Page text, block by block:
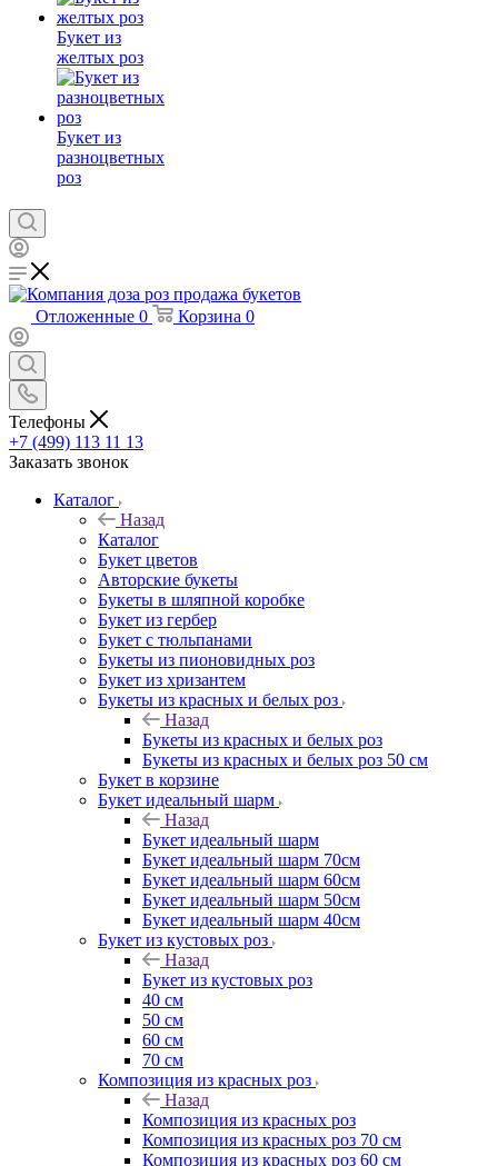
Букет из
желтых роз
Букет из
разноцветных
роз
Отложенные 0 Корзина 0
Телефоны
+7 (499) 113 11 13
Заказать звонок
Каталог
Назад
Каталог
Букет цветов
Авторские букеты
Букеты в шляпной коробке
Букет из гербер
Букет с тюльпанами
Букеты из пионовидных роз
Букет из хризантем
Букеты из красных и белых роз
Назад
Букеты из красных и белых роз
Букеты из красных и белых роз 50 см
Букет в корзине
Букет идеальный шарм
Назад
Букет идеальный шарм
Букет идеальный шарм 70см
Букет идеальный шарм 60см
Букет идеальный шарм 50см
Букет идеальный шарм 40см
Букет из кустовых роз
Назад
Букет из кустовых роз
40 см
50 см
60 см
70 см
Композиция из красных роз
Назад
Композиция из красных роз
Композиция из красных роз 70 см
Композиция из красных роз 60 см